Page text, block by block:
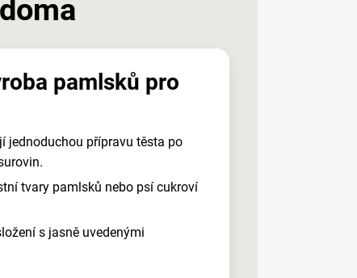
pamlsků pro
jednoduchou přípravu těsta po
tvary pamlsků nebo psí cukroví
s jasně uvedenými